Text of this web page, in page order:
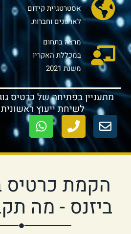
אסטרטגיית קידום
לארגונים וחברות.
מרצה בתחום
במכללת האקריו
משנת 2021
מתעניין בפתיחה של כרטיס
לשיחת ייעוץ
הקמת כרטיס
ביזנס - מה